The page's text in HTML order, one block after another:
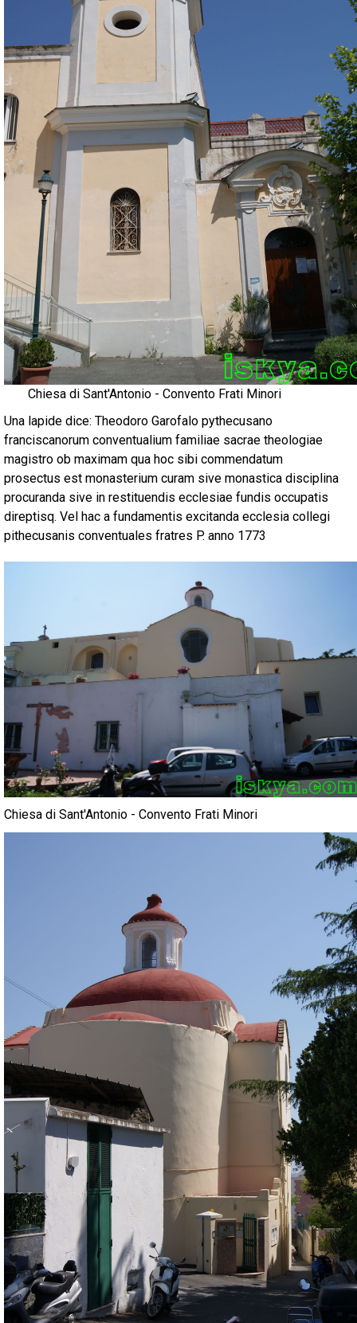
Chiesa di Sant'Antonio - Convento Frati Minori
Una lapide dice: Theodoro Garofalo pythecusano
franciscanorum conventualium familiae sacrae theologiae
magistro ob maximam qua hoc sibi commendatum
prosectus est monasterium curam sive monastica disciplina
procuranda sive in restituendis ecclesiae fundis occupatis
direptisq. Vel hac a fundamentis excitanda ecclesia collegi
pithecusanis conventuales fratres P. anno 1773
Chiesa di Sant'Antonio - Convento Frati Minori